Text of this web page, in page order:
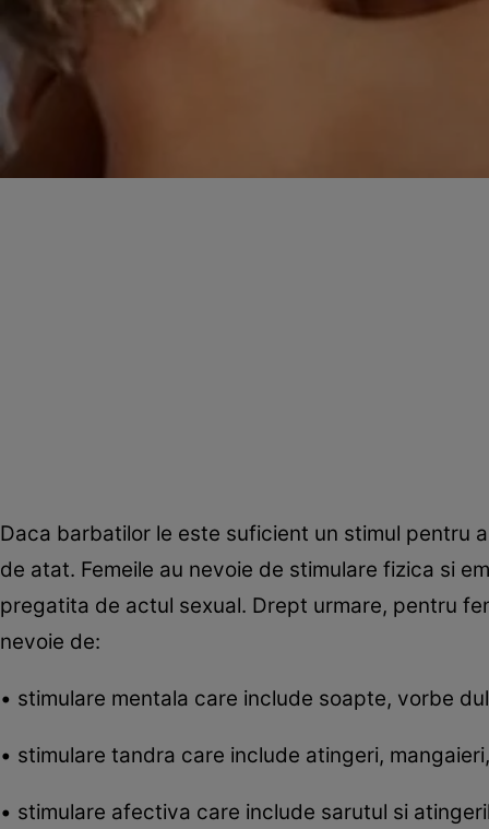
Daca barbatilor le este suficient un stimul pentru
de atat. Femeile au nevoie de stimulare fizica si
pregatita de actul sexual. Drept urmare, pentru
nevoie de:
• stimulare mentala care include soapte, vorbe
• stimulare tandra care include atingeri,
• stimulare afectiva care include sarutul si